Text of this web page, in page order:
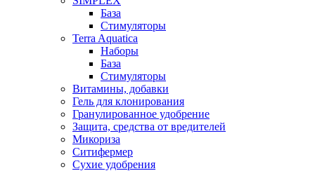
База
Стимуляторы
Terra Aquatica
Наборы
База
Стимуляторы
Витамины, добавки
Гель для клонирования
Гранулированное удобрение
Защита, средства от вредителей
Микориза
Ситифермер
Сухие удобрения